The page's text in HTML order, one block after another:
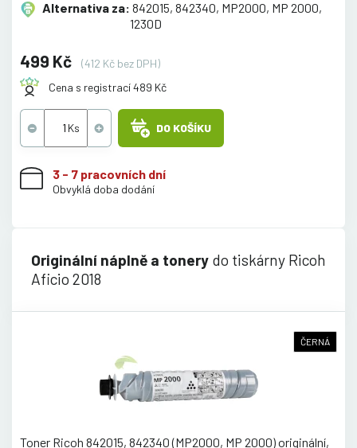
Alternativa za: 842015, 842340, MP2000, MP 2000,
1230D
499 Kč
(412 Kč bez DPH)
Cena s registrací 489 Kč
DO KOŠÍKU
3 - 7 pracovních dní
Obvyklá doba dodání
Originální náplně a tonery do tiskárny Ricoh
Aficio 2018
ČERNÁ
Toner Ricoh 842015, 842340 (MP2000, MP 2000) originální,